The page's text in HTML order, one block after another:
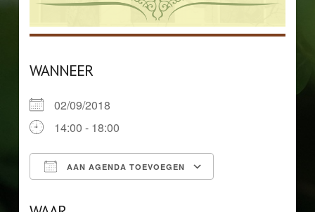
WANNEER
02/09/2018
14:00 - 18:00
AAN AGENDA TOEVOEGEN